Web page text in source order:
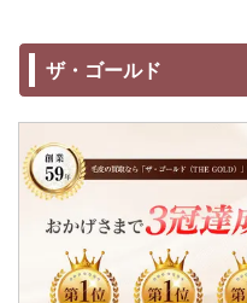
ザ・ゴールド